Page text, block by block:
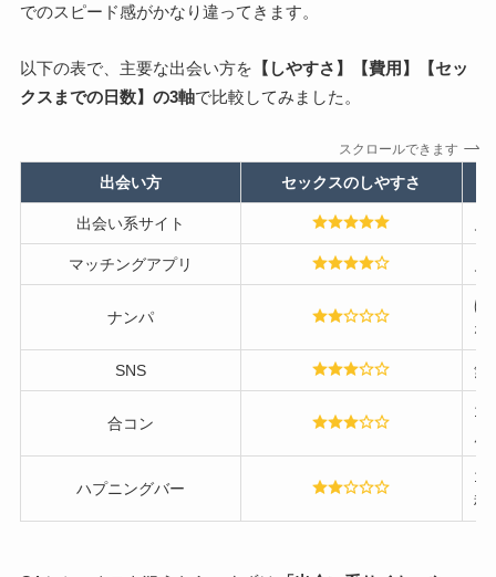
でのスピード感がかなり違ってきます。
以下の表で、主要な出会い方を 【しやすさ】【費用】【セッ
クスまでの日数】の3軸で比較してみました。
スクロールできます
出会い方 セックスのしやすさ
出会い系サイト
マッチングアプリ
ナンパ
ほ
な
SNS 無
合コン
1
ハプニングバー
1
程